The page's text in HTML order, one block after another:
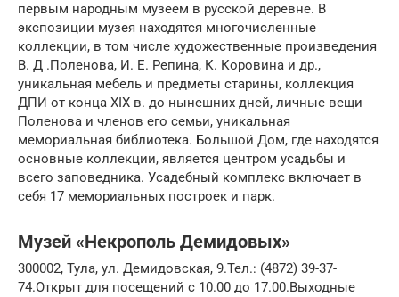
первым народным музеем в русской деревне. В
экспозиции музея находятся многочисленные
коллекции, в том числе художественные произведения
В. Д .Поленова, И. Е. Репина, К. Коровина и др.,
уникальная мебель и предметы старины, коллекция
ДПИ от конца XIХ в. до нынешних дней, личные вещи
Поленова и членов его семьи, уникальная
мемориальная библиотека. Большой Дом, где находятся
основные коллекции, является центром усадьбы и
всего заповедника. Усадебный комплекс включает в
себя 17 мемориальных построек и парк.
Музей «Некрополь Демидовых»
300002, Тула, ул. Демидовская, 9.Тел.: (4872) 39-37-
74.Открыт для посещений с 10.00 до 17.00.Выходные